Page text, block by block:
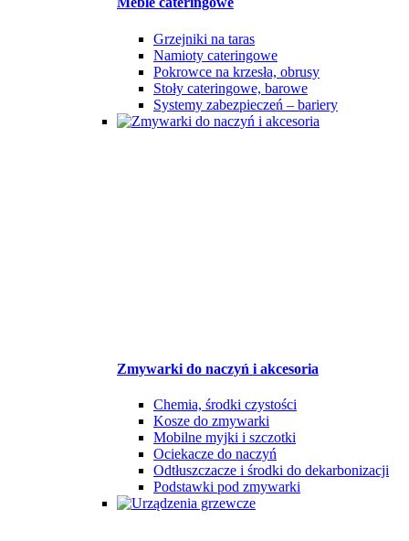
Grzejniki na taras
Namioty cateringowe
Pokrowce na krzesła, obrusy
Stoły cateringowe, barowe
Systemy zabezpieczeń – bariery
Zmywarki do naczyń i akcesoria
Chemia, środki czystości
Kosze do zmywarki
Mobilne myjki i szczotki
Ociekacze do naczyń
Odtłuszczacze i środki do dekarbonizacji
Podstawki pod zmywarki